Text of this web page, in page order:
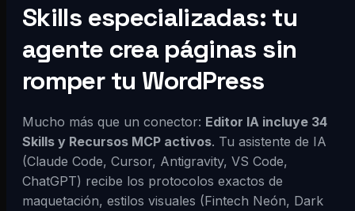
Skills especializadas: tu
agente crea páginas sin
romper tu WordPress
Mucho más que un conector: Editor IA incluye 34
Skills y Recursos MCP activos. Tu asistente de IA
(Claude Code, Cursor, Antigravity, VS Code,
ChatGPT) recibe los protocolos exactos de
maquetación, estilos visuales (Fintech Neón, Dark